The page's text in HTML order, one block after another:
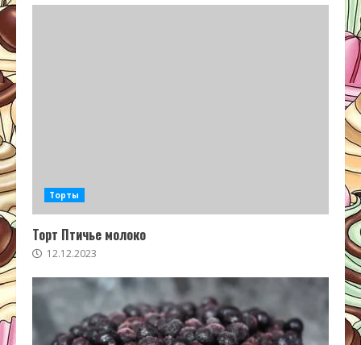
Торты
Торт Птичье молоко
12.12.2023